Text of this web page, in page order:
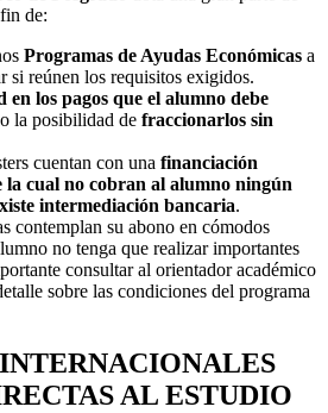
de:
Programas de Ayudas Económicas a
si reúnen los requisitos exigidos.
en los pagos que el alumno debe
la posibilidad de fraccionarlos sin
cuentan con una financiación
la cual no cobran al alumno ningún
intermediación bancaria.
contemplan su abono en cómodos
no tenga que realizar importantes
consultar al orientador académico
sobre las condiciones del programa
AL ESTUDIO